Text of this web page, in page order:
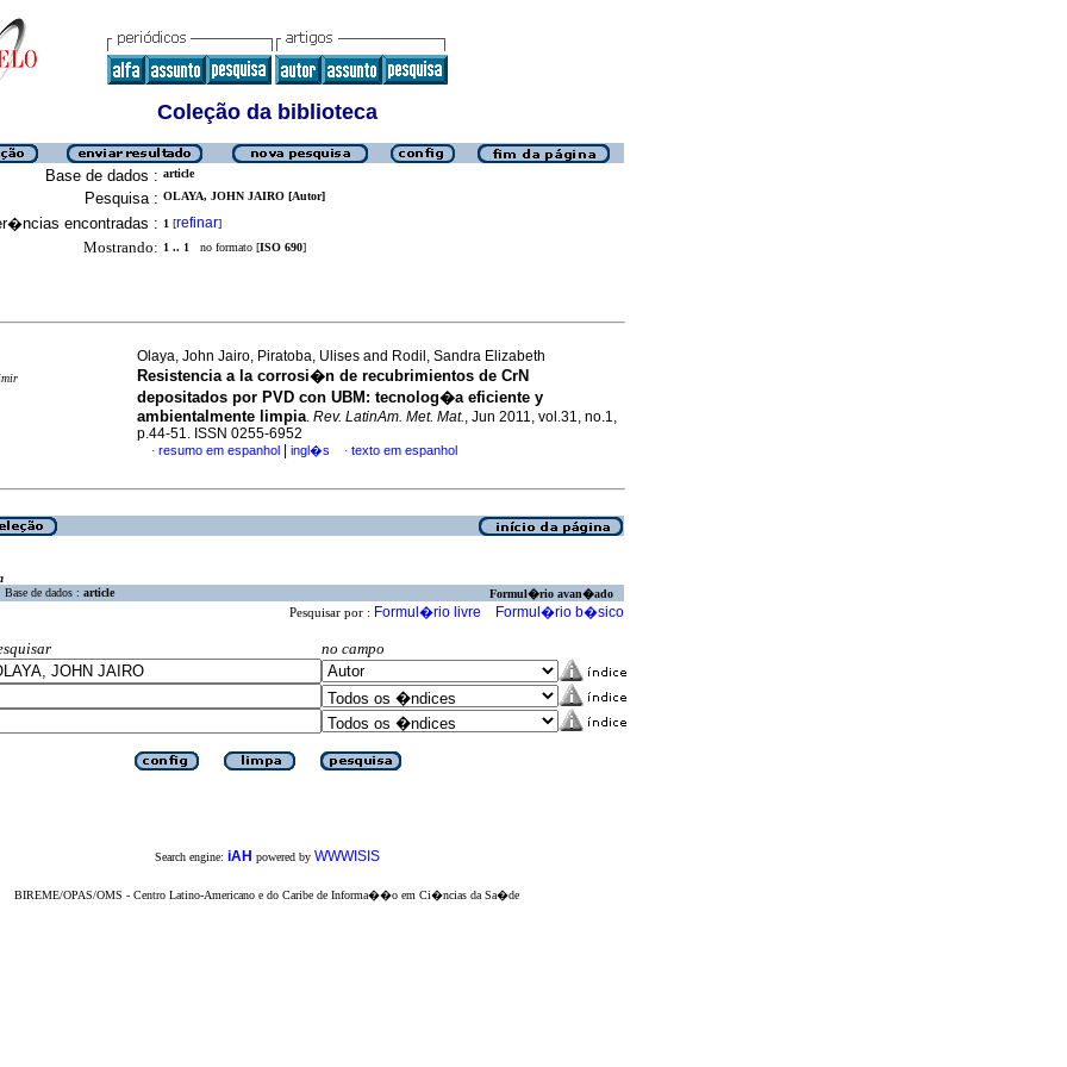
Coleção da biblioteca
Base de dados : article
Pesquisa : OLAYA, JOHN JAIRO [Autor]
encontradas : 1 [refinar]
Mostrando: 1 .. 1 no formato [ISO 690]
Olaya, John Jairo, Piratoba, Ulises and Rodil, Sandra Elizabeth
Resistencia a la corrosi�n de recubrimientos de CrN
depositados por PVD con UBM : tecnolog�a eficiente y
ambientalmente limpia. Rev. LatinAm. Met. Mat., Jun 2011, vol.31, no.1,
p.44-51. ISSN 0255-6952
· resumo em espanhol ingl�s · texto em espanhol
Base de dados : article Formul�rio avan�ado
Pesquisar por : Formul�rio livre Formul�rio b�sico
no campo
Search engine: iAH powered by WWWISIS
BIREME/OPAS/OMS - Centro Latino-Americano e do Caribe de Informa��o em Ci�ncias da Sa�de